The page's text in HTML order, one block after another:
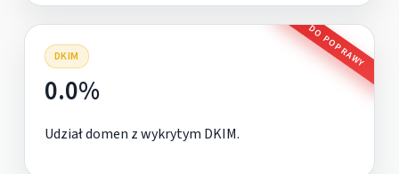
DKIM DO POPRAWY
0.0%
Udział domen z wykrytym DKIM.